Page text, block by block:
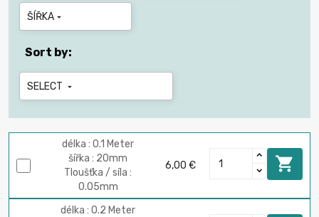
ŠÍŘKA 
Sort by:
SELECT 
délka : 0.1 Meter
šířka : 20mm
Tloušťka / síla :
0.05mm
6,00 € 
délka : 0.2 Meter